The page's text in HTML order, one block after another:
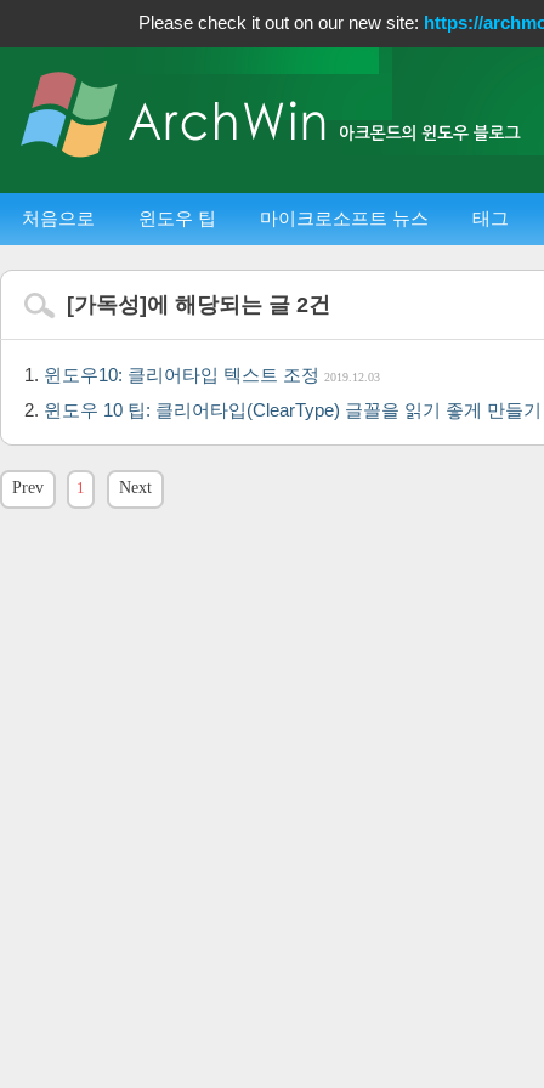
Please check it out on our new site: https://
처음으로 윈도우 팁 마이크로소프트 뉴스 태그
[가독성]에 해당되는 글 2건
윈도우10: 클리어타입 텍스트 조정 2019.12.03
윈도우 10 팁: 클리어타입(ClearType) 글꼴을 읽기 좋게 만들
Prev 1 Next